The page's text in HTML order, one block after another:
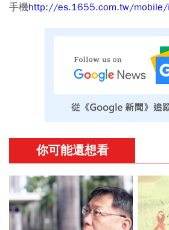
手機http://es.1655.com.tw/mobile/